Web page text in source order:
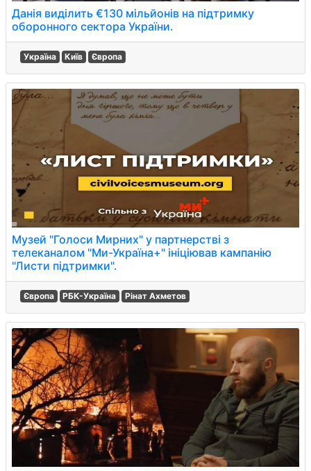
Данія виділить €130 мільйонів на підтримку
оборонного сектора України.
Україна Київ Європа
Музей "Голоси Мирних" у партнерстві з
телеканалом "Ми-Україна+" ініціював кампанію
"Листи підтримки".
Європа РБК-Україна Рінат Ахметов